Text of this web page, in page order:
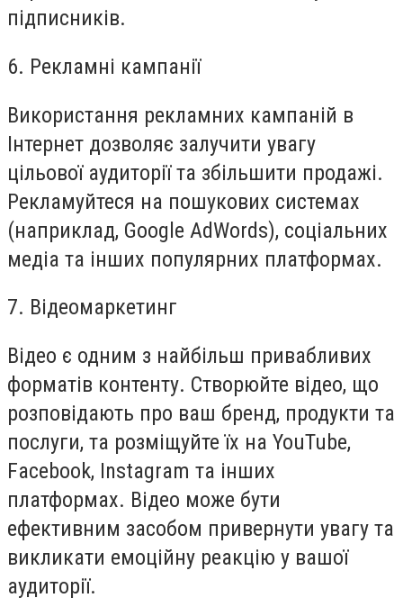
підписників.
6. Рекламні кампанії
Використання рекламних кампаній в
Інтернет дозволяє залучити увагу
цільової аудиторії та збільшити продажі.
Рекламуйтеся на пошукових системах
(наприклад, Google AdWords), соціальних
медіа та інших популярних платформах.
7. Відеомаркетинг
Відео є одним з найбільш привабливих
форматів контенту. Створюйте відео, що
розповідають про ваш бренд, продукти та
послуги, та розміщуйте їх на YouTube,
Facebook, Instagram та інших
платформах. Відео може бути
ефективним засобом привернути увагу та
викликати емоційну реакцію у вашої
аудиторії.